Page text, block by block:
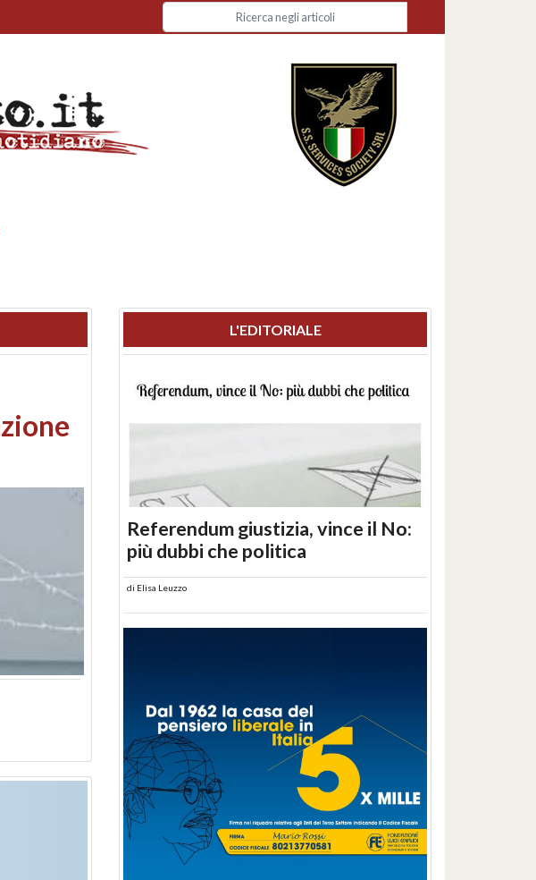
L'EDITORIALE
Referendum giustizia, vince il No:
più dubbi che politica
di Elisa Leuzzo